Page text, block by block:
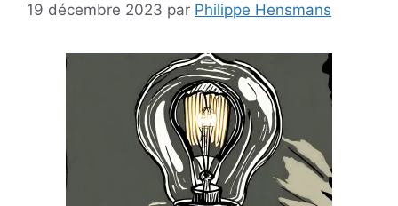
19 décembre 2023 par Philippe Hensmans